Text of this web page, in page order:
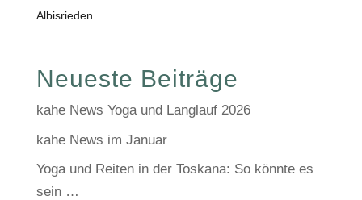
Albisrieden.
Neueste Beiträge
kahe News Yoga und Langlauf 2026
kahe News im Januar
Yoga und Reiten in der Toskana: So könnte es
sein …